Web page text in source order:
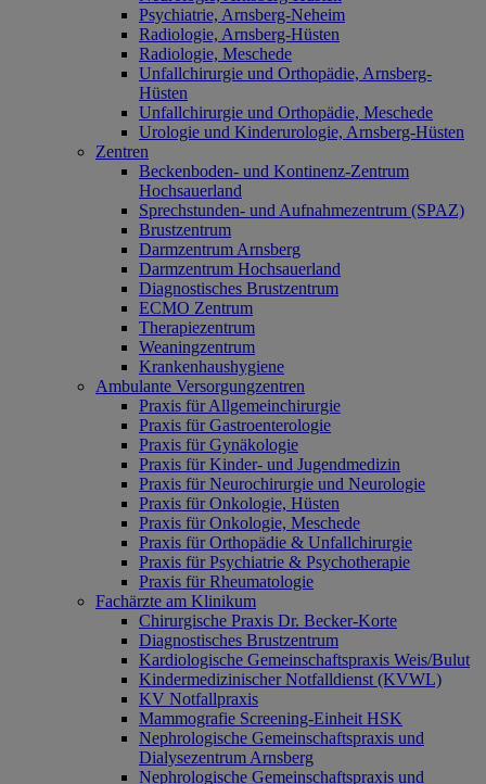
Psychiatrie, Arnsberg-Neheim
Radiologie, Arnsberg-Hüsten
Radiologie, Meschede
Unfallchirurgie und Orthopädie, Arnsberg-
Hüsten
Unfallchirurgie und Orthopädie, Meschede
Urologie und Kinderurologie, Arnsberg-Hüsten
Zentren
Beckenboden- und Kontinenz-Zentrum
Hochsauerland
Sprechstunden- und Aufnahmezentrum (SPAZ)
Brustzentrum
Darmzentrum Arnsberg
Darmzentrum Hochsauerland
Diagnostisches Brustzentrum
ECMO Zentrum
Therapiezentrum
Weaningzentrum
Krankenhaushygiene
Ambulante Versorgungzentren
Praxis für Allgemeinchirurgie
Praxis für Gastroenterologie
Praxis für Gynäkologie
Praxis für Kinder- und Jugendmedizin
Praxis für Neurochirurgie und Neurologie
Praxis für Onkologie, Hüsten
Praxis für Onkologie, Meschede
Praxis für Orthopädie & Unfallchirurgie
Praxis für Psychiatrie & Psychotherapie
Praxis für Rheumatologie
Fachärzte am Klinikum
Chirurgische Praxis Dr. Becker-Korte
Diagnostisches Brustzentrum
Kardiologische Gemeinschaftspraxis Weis/Bulut
Kindermedizinischer Notfalldienst (KVWL)
KV Notfallpraxis
Mammografie Screening-Einheit HSK
Nephrologische Gemeinschaftspraxis und
Dialysezentrum Arnsberg
Nephrologische Gemeinschaftspraxis und